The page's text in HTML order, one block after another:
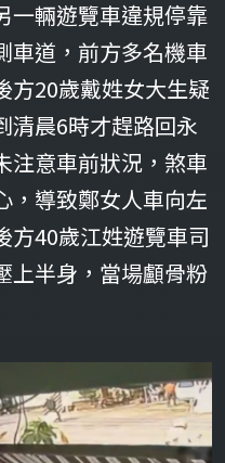
一輛遊覽車違規停靠
車道，前方多名機車
方20歲戴姓女大生疑
清晨6時才趕路回永
注意車前狀況，煞車
，導致鄭女人車向左
方40歲江姓遊覽車司
上半身，當場顱骨粉